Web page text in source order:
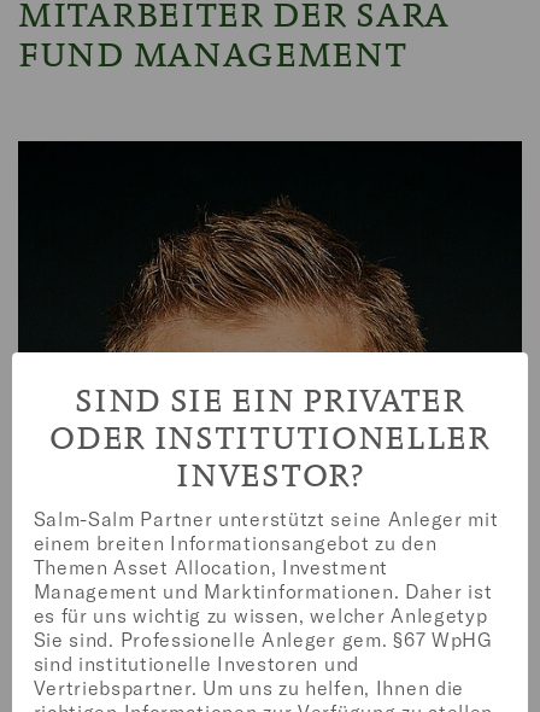
MITARBEITER DER SARA
FUND MANAGEMENT
MANAGING DIRECTOR
SARA FUND MANAGEMENT
SIND SIE EIN PRIVATER
ODER INSTITUTIONELLER
INVESTOR?
Salm-Salm Partner unterstützt seine Anleger mit
einem breiten Informationsangebot zu den
Themen Asset Allocation, Investment
Management und Marktinformationen. Daher ist
es für uns wichtig zu wissen, welcher Anlegetyp
Sie sind. Professionelle Anleger gem. §67 WpHG
sind institutionelle Investoren und
Vertriebspartner. Um uns zu helfen, Ihnen die